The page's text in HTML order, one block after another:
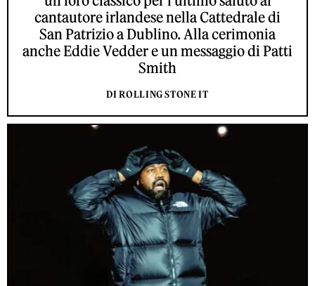
cantautore irlandese nella Cattedrale di
San Patrizio a Dublino. Alla cerimonia
anche Eddie Vedder e un messaggio di Patti
Smith
DI ROLLING STONE IT